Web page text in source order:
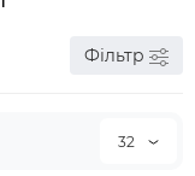
Фільтр
32